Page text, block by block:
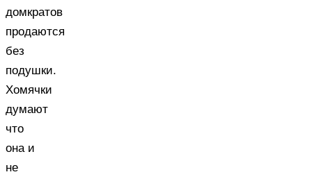
домкратов
продаются
без
подушки.
Хомячки
думают
что
она и
не